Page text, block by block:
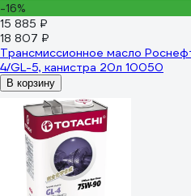
-16%
15 885 ₽
18 807 ₽
Трансмиссионное масло
4/GL-5, канистра 20л 10050
В корзину